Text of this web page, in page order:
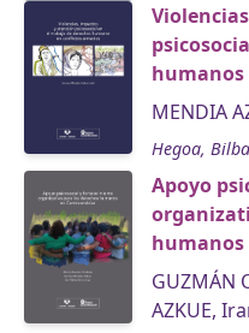
MENDIA
Hegoa,
Apoyo
humanos
GUZMÁN
AZKUE,